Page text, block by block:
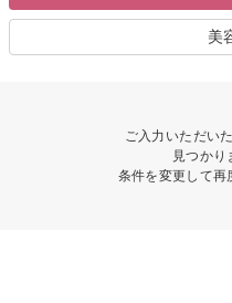
美
ご入力いただい
見つかり
条件を変更して再